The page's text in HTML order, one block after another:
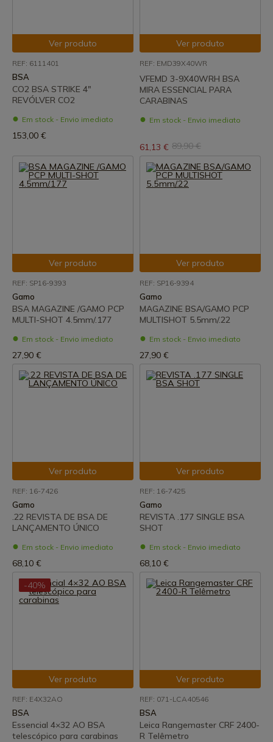
Ver produto
REF: 6111401
BSA
CO2 BSA STRIKE 4"
REVÓLVER CO2
Em stock - Envio imediato
153,00 €
Ver produto
REF: EMD39X40WR
VFEMD 3-9X40WRH BSA
MIRA ESSENCIAL PARA
CARABINAS
Em stock - Envio imediato
61,13 € 89,90 €
Ver produto
REF: SP16-9393
Gamo
BSA MAGAZINE /GAMO PCP
MULTI-SHOT 4.5mm/.177
Em stock - Envio imediato
27,90 €
Ver produto
REF: SP16-9394
Gamo
MAGAZINE BSA/GAMO PCP
MULTISHOT 5.5mm/.22
Em stock - Envio imediato
27,90 €
Ver produto
REF: 16-7426
Gamo
.22 REVISTA DE BSA DE
LANÇAMENTO ÚNICO
Em stock - Envio imediato
68,10 €
Ver produto
REF: 16-7425
Gamo
REVISTA .177 SINGLE BSA
SHOT
Em stock - Envio imediato
68,10 €
-40%
Ver produto
REF: E4X32AO
BSA
Essencial 4×32 AO BSA
telescópico para carabinas
Ver produto
REF: 071-LCA40546
BSA
Leica Rangemaster CRF 2400-
R Telêmetro